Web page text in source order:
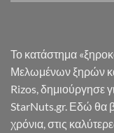
Το κατάστημα
Μελωμένων ξηρών
Rizos, δημιούργησε
StarNuts.gr. Εδώ θα
χρόνια, στις